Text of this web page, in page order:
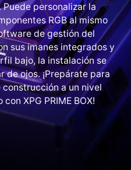
Puede personalizar la
RGB al mismo
de gestión del
sus imanes integrados y
bajo, la instalación se
de ojos. ¡Prepárate para
a un nivel
XPG PRIME BOX!